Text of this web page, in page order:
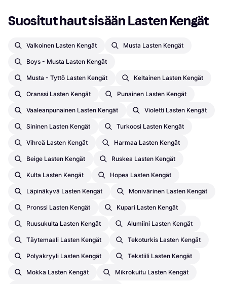
Suositut haut sisään Lasten Kengät
Valkoinen Lasten Kengät Musta Lasten Kengät
Boys - Musta Lasten Kengät
Musta - Tyttö Lasten Kengät Keltainen Lasten Kengät
Oranssi Lasten Kengät Punainen Lasten Kengät
Vaaleanpunainen Lasten Kengät Violetti Lasten Kengät
Sininen Lasten Kengät Turkoosi Lasten Kengät
Vihreä Lasten Kengät Harmaa Lasten Kengät
Beige Lasten Kengät Ruskea Lasten Kengät
Kulta Lasten Kengät Hopea Lasten Kengät
Läpinäkyvä Lasten Kengät Monivärinen Lasten Kengät
Pronssi Lasten Kengät Kupari Lasten Kengät
Ruusukulta Lasten Kengät Alumiini Lasten Kengät
Täytemaali Lasten Kengät Tekoturkis Lasten Kengät
Polyakryyli Lasten Kengät Tekstiili Lasten Kengät
Mokka Lasten Kengät Mikrokuitu Lasten Kengät